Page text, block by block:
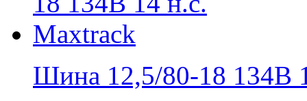
Шина 12,5/80-18 134B